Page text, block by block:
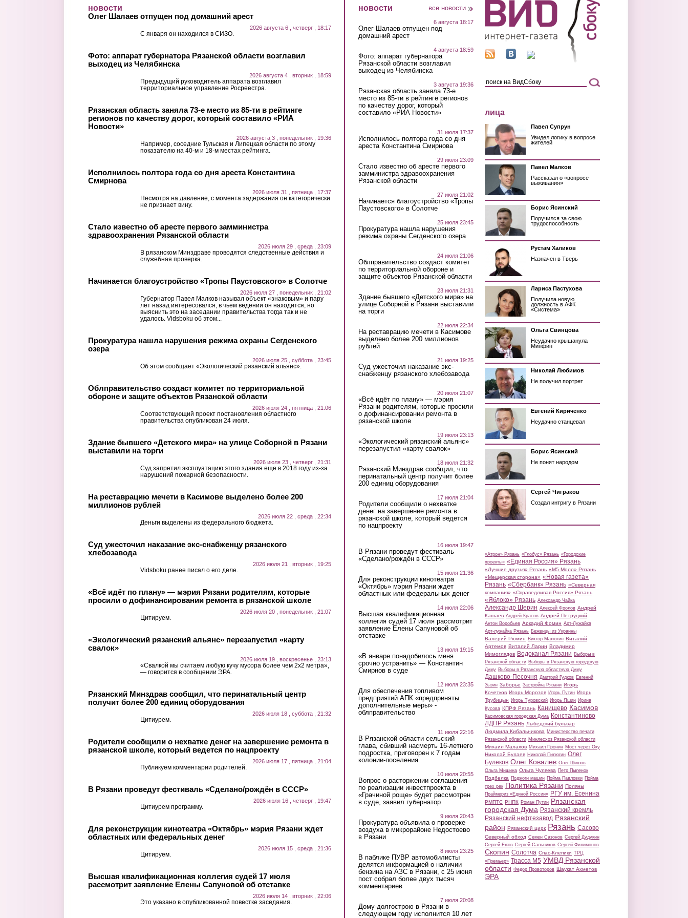
новости
Олег Шалаев отпущен под домашний арест
2026 августа 6 , четверг , 18:17
С января он находился в СИЗО.
Фото: аппарат губернатора Рязанской области возглавил
выходец из Челябинска
2026 августа 4 , вторник , 18:59
Предыдущий руководитель аппарата возглавил
территориальное управление Росреестра.
Рязанская область заняла 73-е место из 85-ти в рейтинге
регионов по качеству дорог, который составило «РИА
Новости»
2026 августа 3 , понедельник , 19:36
Например, соседние Тульская и Липецкая области по этому
показателю на 40-м и 18-м местах рейтинга.
Исполнилось полтора года со дня ареста Константина
Смирнова
2026 июля 31 , пятница , 17:37
Несмотря на давление, с момента задержания он категорически
не признает вину.
Стало известно об аресте первого замминистра
здравоохранения Рязанской области
2026 июля 29 , среда , 23:09
В рязанском Минздраве проводятся следственные действия и
служебная проверка.
Начинается благоустройство «Тропы Паустовского» в Солотче
2026 июля 27 , понедельник , 21:02
Губернатор Павел Малков называл объект «знаковым» и пару
лет назад интересовался, в чьем ведении он находится, но
выяснить это на заседании правительства тогда так и не
удалось. Vidsboku об этом...
Прокуратура нашла нарушения режима охраны Сегденского
озера
2026 июля 25 , суббота , 23:45
Об этом сообщает «Экологический рязанский альянс».
Облправительство создаст комитет по территориальной
обороне и защите объектов Рязанской области
2026 июля 24 , пятница , 21:06
Соответствующий проект постановления областного
правительства опубликован 24 июля.
Здание бывшего «Детского мира» на улице Соборной в Рязани
выставили на торги
2026 июля 23 , четверг , 21:31
Суд запретил эксплуатацию этого здания еще в 2018 году из-за
нарушений пожарной безопасности.
На реставрацию мечети в Касимове выделено более 200
миллионов рублей
2026 июля 22 , среда , 22:34
Деньги выделены из федерального бюджета.
Суд ужесточил наказание экс-снабженцу рязанского
хлебозавода
2026 июля 21 , вторник , 19:25
Vidsboku ранее писал о его деле.
«Всё идёт по плану» — мэрия Рязани родителям, которые
просили о дофинансировании ремонта в рязанской школе
2026 июля 20 , понедельник , 21:07
Цитируем.
«Экологический рязанский альянс» перезапустил «карту
свалок»
2026 июля 19 , воскресенье , 23:13
«Свалкой мы считаем любую кучу мусора более чем 2х2 метра»,
— говорится в сообщении ЭРА.
Рязанский Минздрав сообщил, что перинатальный центр
получит более 200 единиц оборудования
2026 июля 18 , суббота , 21:32
Цитиурем.
Родители сообщили о нехватке денег на завершение ремонта в
рязанской школе, который ведется по нацпроекту
2026 июля 17 , пятница , 21:04
Публикуем комментарии родителей.
В Рязани проведут фестиваль «Сделано/рождён в СССР»
2026 июля 16 , четверг , 19:47
Цитиурем программу.
Для реконструкции кинотеатра «Октябрь» мэрия Рязани ждет
областных или федеральных денег
2026 июля 15 , среда , 21:36
Цитируем.
Высшая квалификационная коллегия судей 17 июля
рассмотрит заявление Елены Сапуновой об отставке
2026 июля 14 , вторник , 22:06
Это указано в опубликованной повестке заседания.
новости все новости
6 августа 18:17
Олег Шалаев отпущен под
домашний арест
4 августа 18:59
Фото: аппарат губернатора
Рязанской области возглавил
выходец из Челябинска
3 августа 19:36
Рязанская область заняла 73-е
место из 85-ти в рейтинге регионов
по качеству дорог, который
составило «РИА Новости»
31 июля 17:37
Исполнилось полтора года со дня
ареста Константина Смирнова
29 июля 23:09
Стало известно об аресте первого
замминистра здравоохранения
Рязанской области
27 июля 21:02
Начинается благоустройство «Тропы
Паустовского» в Солотче
25 июля 23:45
Прокуратура нашла нарушения
режима охраны Сегденского озера
24 июля 21:06
Облправительство создаст комитет
по территориальной обороне и
защите объектов Рязанской области
23 июля 21:31
Здание бывшего «Детского мира» на
улице Соборной в Рязани выставили
на торги
22 июля 22:34
На реставрацию мечети в Касимове
выделено более 200 миллионов
рублей
21 июля 19:25
Суд ужесточил наказание экс-
снабженцу рязанского хлебозавода
20 июля 21:07
«Всё идёт по плану» — мэрия
Рязани родителям, которые просили
о дофинансировании ремонта в
рязанской школе
19 июля 23:13
«Экологический рязанский альянс»
перезапустил «карту свалок»
18 июля 21:32
Рязанский Минздрав сообщил, что
перинатальный центр получит более
200 единиц оборудования
17 июля 21:04
Родители сообщили о нехватке
денег на завершение ремонта в
рязанской школе, который ведется
по нацпроекту
16 июля 19:47
В Рязани проведут фестиваль
«Сделано/рождён в СССР»
15 июля 21:36
Для реконструкции кинотеатра
«Октябрь» мэрия Рязани ждет
областных или федеральных денег
14 июля 22:06
Высшая квалификационная
коллегия судей 17 июля рассмотрит
заявление Елены Сапуновой об
отставке
13 июля 19:15
«В январе понадобилось меня
срочно устранить» — Константин
Смирнов в суде
12 июля 23:35
Для обеспечения топливом
предприятий АПК «предприняты
дополнительные меры» -
облправительство
11 июля 22:16
В Рязанской области сельский
глава, сбивший насмерть 16-летнего
подростка, приговорен к 7 годам
колонии-поселения
10 июля 20:55
Вопрос о расторжении соглашения
по реализации инвестпроекта в
«Грачиной роще» будет рассмотрен
в суде, заявил губернатор
9 июля 20:43
Прокуратура объявила о проверке
воздуха в микрорайоне Недостоево
в Рязани
8 июля 23:25
В паблике ПУВР автомобилисты
делятся информацией о наличии
бензина на АЗС в Рязани, с 25 июня
пост собрал более двух тысяч
комментариев
7 июля 20:08
Дому-долгострою в Рязани в
следующем году исполнится 10 лет
лица
Павел Супрун
Увидел логику в вопросе
жителей
Павел Малков
Рассказал о «вопросе
выживания»
Борис Ясинский
Поручился за свою
трудоспособность
Рустам Халиков
Назначен в Тверь
Лариса Пастухова
Получила новую
должность в АФК
«Система»
Ольга Свинцова
Неудачно крышанула
Минфин
Николай Любимов
Не получил портрет
Евгений Кириченко
Неудачно станцевал
Борис Ясинский
Не понят народом
Сергей Чиграков
Создал интригу в Рязани
«Атрон» Рязань «Глобус» Рязань «Городские
проекты» «Единая Россия» Рязань
«Лучшие друзья» Рязань «М5 Молл» Рязань
«Мещерская сторона» «Новая газета»
Рязань «Сбербанк» Рязань «Северная
компания» «Справедливая Россия» Рязань
«Яблоко» Рязань Александр Чайка
Александр Шерин Алексей Фролов Андрей
Кашаев Андрей Красов Андрей Петруцкий
Антон Воробьев Аркадий Фомин Арт-Лужайка
Арт-лужайка Рязань Беженцы из Украины
Валерий Рюмин Виктор Малюгин Виталий
Артемов Виталий Ларин Владимир
Мимоглядов Водоканал Рязани Выборы в
Рязанской области Выборы в Рязанскую городскую
Думу Выборы в Рязанскую областную Думу
Дашково-Песочня Дмитрий Гудков Евгений
Зызин Заборье Застройка Рязани Игорь
Кочетков Игорь Морозов Игорь Путин Игорь
Трубицын Игорь Туровский Игорь Яшин Ирина
Кусова КПРФ Рязань Канищево Касимов
Касимовская городская Дума Константиново
ЛДПР Рязань Лыбедский бульвар
Людмила Кибальникова Министерство печати
Рязанской области Минлесхоз Рязанской области
Михаил Малахов Михаил Пронин Мост через Оку
Николай Булаев Николай Пилюгин Олег
Булеков Олег Ковалев Олег Шишов
Ольга Мишина Ольга Чуляева Петр Пыленок
Подбелка Поджоги машин Пойма Павловки Пойма
трех рек Политика Рязани Поляны
Праймериз «Единой России» РГУ им. Есенина
РМПТС РНПК Роман Путин Рязанская
городская Дума Рязанский кремль
Рязанский нефтезавод Рязанский
район Рязанский цирк Рязань Сасово
Северный обход Семен Сазонов Сергей Дудукин
Сергей Ежов Сергей Сальников Сергей Филимонов
Скопин Солотча Спас-Клепики ТРЦ
«Премьер» Трасса М5 УМВД Рязанской
области Федор Провоторов Шаукат Ахметов
ЭРА